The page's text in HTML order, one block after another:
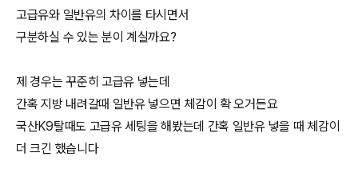
고급유와 일반유의 차이를 타시면서
구분하실 수 있는 분이 계실까요?
제 경우는 꾸준히 고급유 넣는데
간혹 지방 내려갈때 일반유 넣으면 체감이 확 오거든요
국산K9탈때도 고급유 세팅을 해봤는데 간혹 일반유 넣을 때 체감이
더 크긴 했습니다